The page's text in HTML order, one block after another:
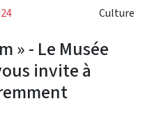
Culture
» - Le Musée
invite à